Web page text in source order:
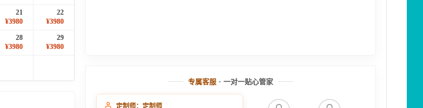
21
¥3980
22
¥3980
28
¥3980
29
¥3980
专属客服 · 一对一贴心管家
定制师：定制师